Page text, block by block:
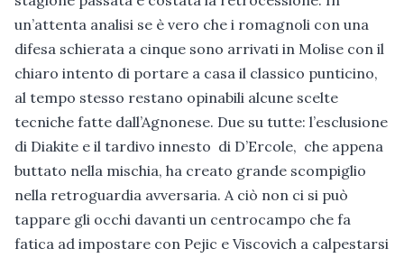
un’attenta analisi se è vero che i romagnoli con una
difesa schierata a cinque sono arrivati in Molise con il
chiaro intento di portare a casa il classico punticino,
al tempo stesso restano opinabili alcune scelte
tecniche fatte dall’Agnonese. Due su tutte: l’esclusione
di Diakite e il tardivo innesto di D’Ercole, che appena
buttato nella mischia, ha creato grande scompiglio
nella retroguardia avversaria. A ciò non ci si può
tappare gli occhi davanti un centrocampo che fa
fatica ad impostare con Pejic e Viscovich a calpestarsi